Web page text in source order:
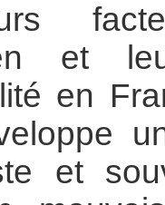
et
en
et